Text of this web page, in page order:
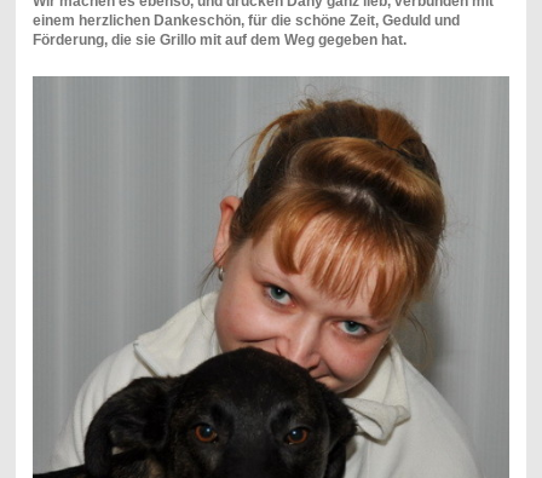
einem herzlichen Dankeschön, für die schöne Zeit, Geduld und
Förderung, die sie Grillo mit auf dem Weg gegeben hat.